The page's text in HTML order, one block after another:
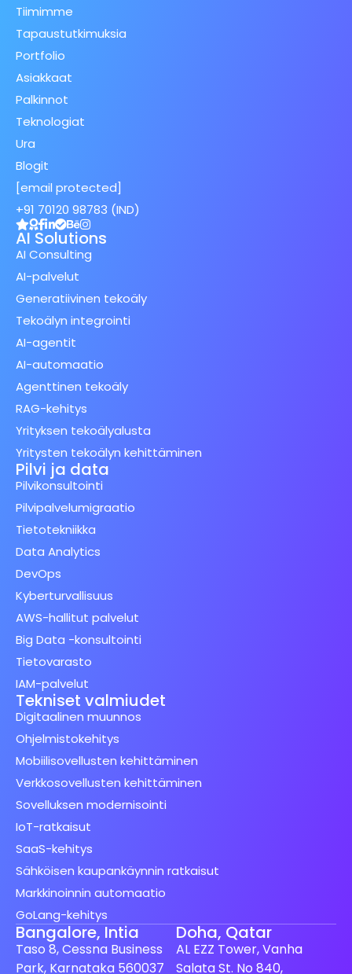
Tiimimme
Tapaustutkimuksia
Portfolio
Asiakkaat
Palkinnot
Teknologiat
Ura
Blogit
[email protected]
+91 70120 98783 (IND)
AI Solutions
AI Consulting
AI-palvelut
Generatiivinen tekoäly
Tekoälyn integrointi
AI-agentit
AI-automaatio
Agenttinen tekoäly
RAG-kehitys
Yrityksen tekoälyalusta
Yritysten tekoälyn kehittäminen
Pilvi ja data
Pilvikonsultointi
Pilvipalvelumigraatio
Tietotekniikka
Data Analytics
DevOps
Kyberturvallisuus
AWS-hallitut palvelut
Big Data -konsultointi
Tietovarasto
IAM-palvelut
Tekniset valmiudet
Digitaalinen muunnos
Ohjelmistokehitys
Mobiilisovellusten kehittäminen
Verkkosovellusten kehittäminen
Sovelluksen modernisointi
IoT-ratkaisut
SaaS-kehitys
Sähköisen kaupankäynnin ratkaisut
Markkinoinnin automaatio
GoLang-kehitys
Bangalore, Intia
Taso 8, Cessna Business
Park, Karnataka 560037
Doha, Qatar
AL EZZ Tower, Vanha
Salata St. No 840,